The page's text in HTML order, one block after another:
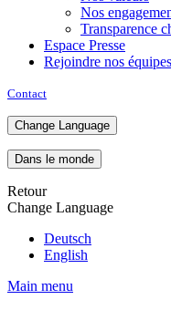
Nos
Transparence
Espace Presse
Rejoindre nos équipes
Contact
Change Language
Dans le monde
Retour
Change Language
Deutsch
English
Main menu